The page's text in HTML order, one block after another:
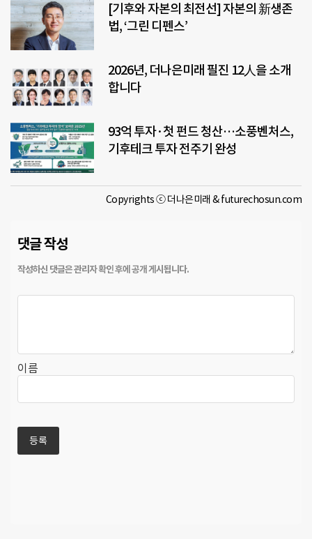
[기후와 자본의 최전선] 자본의 新생존
법, ‘그린 디펜스’
2026년, 더나은미래 필진 12人을 소개
합니다
93억 투자·첫 펀드 청산…소풍벤처스,
기후테크 투자 전주기 완성
Copyrights ⓒ 더나은미래 & futurechosun.com
댓글 작성
이름